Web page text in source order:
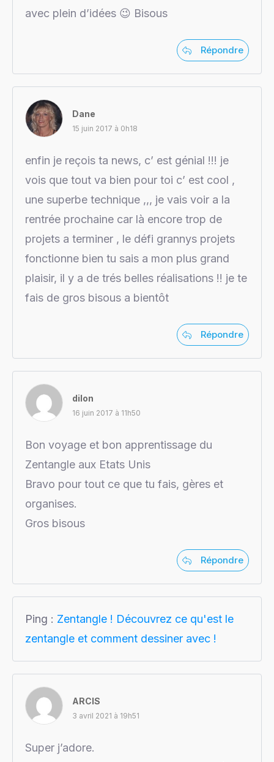
avec plein d’idées 😉 Bisous
Répondre
Dane
15 juin 2017 à 0h18
enfin je reçois ta news, c’ est génial !!! je
vois que tout va bien pour toi c’ est cool ,
une superbe technique ,,, je vais voir a la
rentrée prochaine car là encore trop de
projets a terminer , le défi grannys projets
fonctionne bien tu sais a mon plus grand
plaisir, il y a de trés belles réalisations !! je te
fais de gros bisous a bientôt
Répondre
dilon
16 juin 2017 à 11h50
Bon voyage et bon apprentissage du
Zentangle aux Etats Unis
Bravo pour tout ce que tu fais, gères et
organises.
Gros bisous
Répondre
Ping : Zentangle ! Découvrez ce qu'est le
zentangle et comment dessiner avec !
ARCIS
3 avril 2021 à 19h51
Super j’adore.